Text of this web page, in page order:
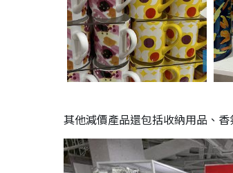
其他減價產品還包括收納用品、